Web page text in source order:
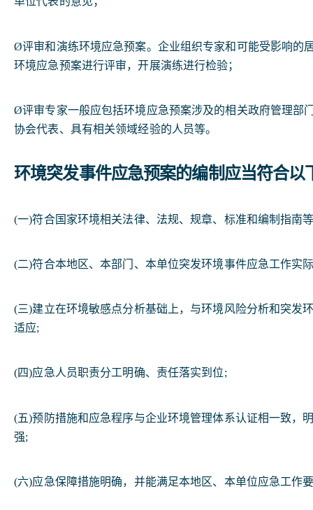
Ø评审和演练环境应急预案。企业组织专家和可能受影响的
环境应急预案进行评审，开展演练进行检验；
Ø评审专家一般应包括环境应急预案涉及的相关政府管理部
协会代表、具有相关领域经验的人员等。
环境突发事件应急预案的编制应当符合以
(一)符合国家环境相关法律、法规、规章、标准和编制指南
(二)符合本地区、本部门、本单位突发环境事件应急工作实
(三)建立在环境敏感点分析基础上，与环境风险分析和突发
适应;
(四)应急人员职责分工明确、责任落实到位;
(五)预防措施和应急程序与企业环境管理体系认证相一致，
强;
(六)应急保障措施明确，并能满足本地区、本单位应急工作